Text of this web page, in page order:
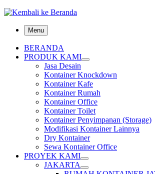
Menu
BERANDA
PRODUK KAMI
Jasa Desain
Kontainer Knockdown
Kontainer Kafe
Kontainer Rumah
Kontainer Office
Kontainer Toilet
Kontainer Penyimpanan (Storage)
Modifikasi Kontainer Lainnya
Dry Kontainer
Sewa Kontainer Office
PROYEK KAMI
JAKARTA